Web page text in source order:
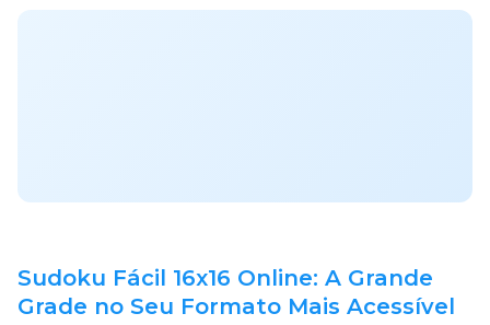
Sudoku Fácil 16x16 Online: A Grande
Grade no Seu Formato Mais Acessível